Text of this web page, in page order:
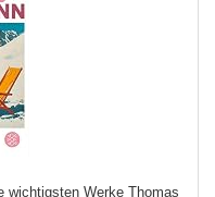
wichtigsten Werke Thomas